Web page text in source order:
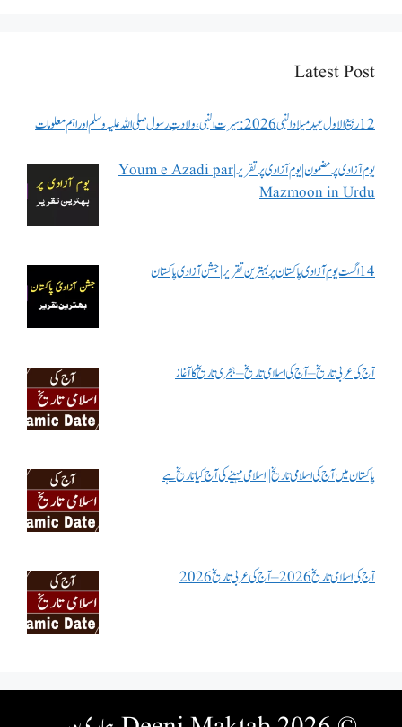
Latest Post
12 ربیع الاول عید میلاد النبی 2026: سیرت النبی، ولادتِ رسول صلی اللہ علیہ وسلم اور اہم معلومات
یوم آزادی پر مضمون | یوم آزادی پر تقریر | Youm e Azadi par
Mazmoon in Urdu
14 اگست یوم آزادی پاکستان پر بہترین تقریر | جشن آزادی پاکستان
آج کی عربی تاریخ – آج کی اسلامی تاریخ – ہجری تاریخ کا آغاز
پاکستان میں آج کی اسلامی تاریخ || اسلامی مہینے کی آج کیا تاریخ ہے
آج کی اسلامی تاریخ 2026 – آج کی عربی تاریخ 2026